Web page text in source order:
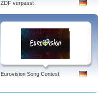
ZDF verpasst
Eurovision Song Contest